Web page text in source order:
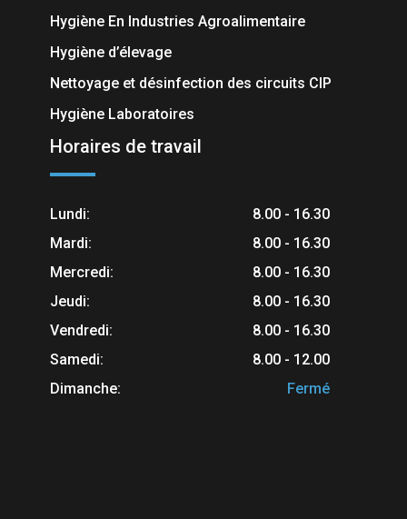
Hygiène En Industries Agroalimentaire
Hygiène d’élevage
Nettoyage et désinfection des circuits CIP
Hygiène Laboratoires
Horaires de travail
Lundi:
8.00 - 16.30
Mardi:
8.00 - 16.30
Mercredi:
8.00 - 16.30
Jeudi:
8.00 - 16.30
Vendredi:
8.00 - 16.30
Samedi:
8.00 - 12.00
Dimanche:
Fermé